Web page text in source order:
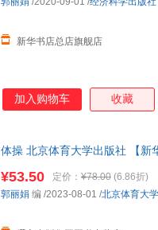
新华书店总店旗舰店
加入购物车 收藏
体操 北京体育大学出版社 【新
¥53.50 定价： ¥78.00 (6.86折)
郭丽娟 编 /2023-08-01 /北京体育大